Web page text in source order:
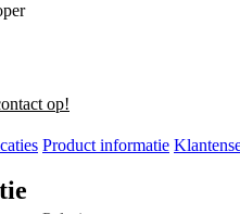
op!
Product informatie